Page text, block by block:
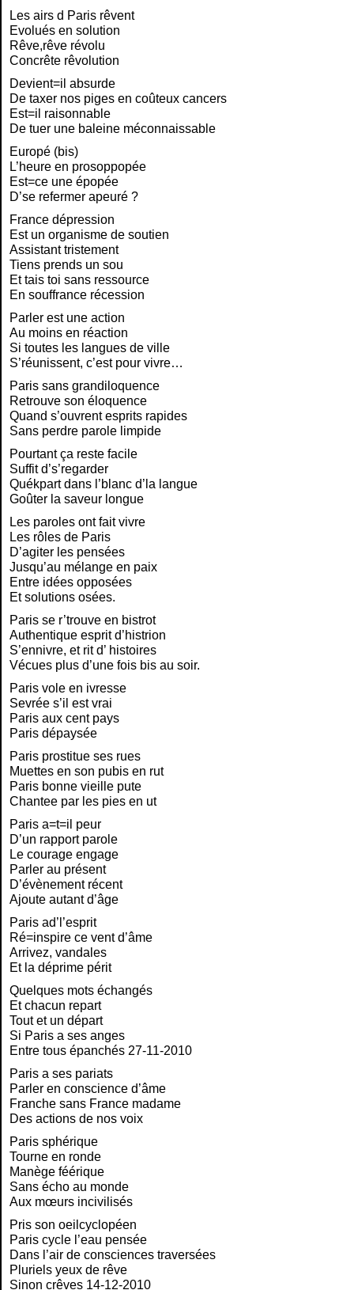
Les airs d Paris rêvent
Evolués en solution
Rêve,rêve révolu
Concrête rêvolution
Devient=il absurde
De taxer nos piges en coûteux cancers
Est=il raisonnable
De tuer une baleine méconnaissable
Europé (bis)
L’heure en prosoppopée
Est=ce une épopée
D’se refermer apeuré ?
France dépression
Est un organisme de soutien
Assistant tristement
Tiens prends un sou
Et tais toi sans ressource
En souffrance récession
Parler est une action
Au moins en réaction
Si toutes les langues de ville
S’réunissent, c’est pour vivre…
Paris sans grandiloquence
Retrouve son éloquence
Quand s’ouvrent esprits rapides
Sans perdre parole limpide
Pourtant ça reste facile
Suffit d’s’regarder
Quékpart dans l’blanc d’la langue
Goûter la saveur longue
Les paroles ont fait vivre
Les rôles de Paris
D’agiter les pensées
Jusqu’au mélange en paix
Entre idées opposées
Et solutions osées.
Paris se r’trouve en bistrot
Authentique esprit d’histrion
S’ennivre, et rit d’ histoires
Vécues plus d’une fois bis au soir.
Paris vole en ivresse
Sevrée s’il est vrai
Paris aux cent pays
Paris dépaysée
Paris prostitue ses rues
Muettes en son pubis en rut
Paris bonne vieille pute
Chantee par les pies en ut
Paris a=t=il peur
D’un rapport parole
Le courage engage
Parler au présent
D’évènement récent
Ajoute autant d’âge
Paris ad’l’esprit
Ré=inspire ce vent d’âme
Arrivez, vandales
Et la déprime périt
Quelques mots échangés
Et chacun repart
Tout et un départ
Si Paris a ses anges
Entre tous épanchés 27-11-2010
Paris a ses pariats
Parler en conscience d’âme
Franche sans France madame
Des actions de nos voix
Paris sphérique
Tourne en ronde
Manège féérique
Sans écho au monde
Aux mœurs incivilisés
Pris son oeilcyclopéen
Paris cycle l’eau pensée
Dans l’air de consciences traversées
Pluriels yeux de rêve
Sinon crêves 14-12-2010